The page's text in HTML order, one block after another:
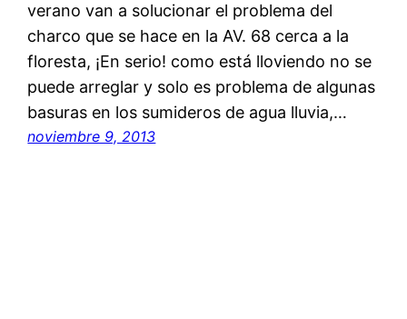
verano van a solucionar el problema del
charco que se hace en la AV. 68 cerca a la
floresta, ¡En serio! como está lloviendo no se
puede arreglar y solo es problema de algunas
basuras en los sumideros de agua lluvia,…
noviembre 9, 2013